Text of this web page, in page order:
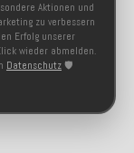
Aktionen und
zu verbessern
Erfolg unserer
wieder abmelden.
Datenschutz 🛡️